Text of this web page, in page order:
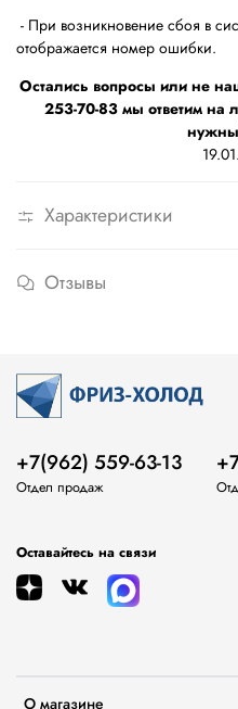
- При возникновение сбоя в
отображается номер ошибки.
Остались вопросы или не
253-70-83 мы ответим
Характеристики
Отзывы
О магазине
+7(962) 559-63-13
Отдел продаж
Оставайтесь на связи